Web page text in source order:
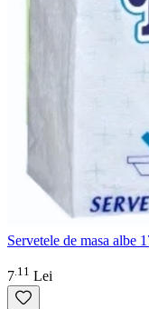
Servetele de masa albe
7 11 Lei